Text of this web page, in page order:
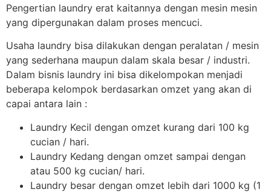
Pengertian laundry erat kaitannya dengan mesin mesin
yang dipergunakan dalam proses mencuci.
Usaha laundry bisa dilakukan dengan peralatan / mesin
yang sederhana maupun dalam skala besar / industri.
Dalam bisnis laundry ini bisa dikelompokan menjadi
beberapa kelompok berdasarkan omzet yang akan di
capai antara lain :
Laundry Kecil dengan omzet kurang dari 100 kg
cucian / hari.
Laundry Kedang dengan omzet sampai dengan
atau 500 kg cucian/ hari.
Laundry besar dengan omzet lebih dari 1000 kg (1